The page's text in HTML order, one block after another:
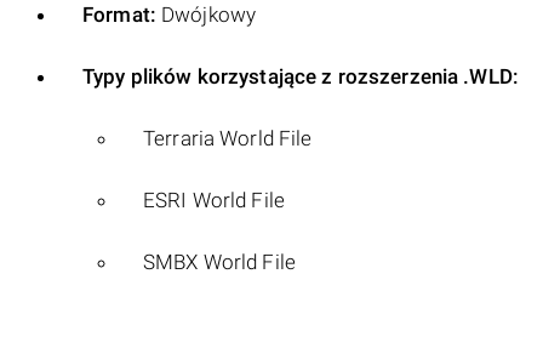
Format: Dwójkowy
Typy plików korzystające z rozszerzenia .WLD:
Terraria World File
ESRI World File
SMBX World File